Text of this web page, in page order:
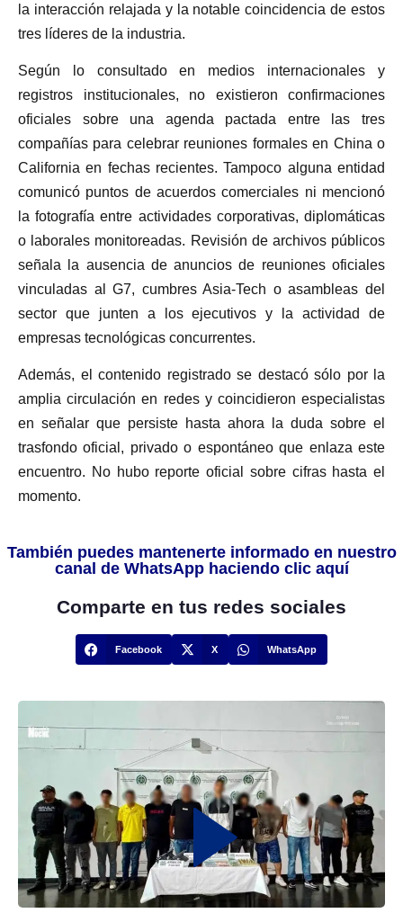
la interacción relajada y la notable coincidencia de estos
tres líderes de la industria.
Según lo consultado en medios internacionales y
registros institucionales, no existieron confirmaciones
oficiales sobre una agenda pactada entre las tres
compañías para celebrar reuniones formales en China o
California en fechas recientes. Tampoco alguna entidad
comunicó puntos de acuerdos comerciales ni mencionó
la fotografía entre actividades corporativas, diplomáticas
o laborales monitoreadas. Revisión de archivos públicos
señala la ausencia de anuncios de reuniones oficiales
vinculadas al G7, cumbres Asia-Tech o asambleas del
sector que junten a los ejecutivos y la actividad de
empresas tecnológicas concurrentes.
Además, el contenido registrado se destacó sólo por la
amplia circulación en redes y coincidieron especialistas
en señalar que persiste hasta ahora la duda sobre el
trasfondo oficial, privado o espontáneo que enlaza este
encuentro. No hubo reporte oficial sobre cifras hasta el
momento.
También puedes mantenerte informado en nuestro
canal de WhatsApp haciendo clic aquí
Comparte en tus redes sociales
Facebook X WhatsApp